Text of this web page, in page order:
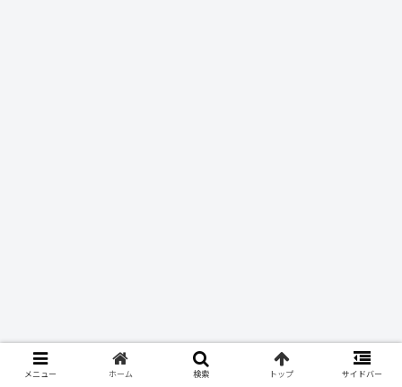
メニュー ホーム 検索 トップ サイドバー